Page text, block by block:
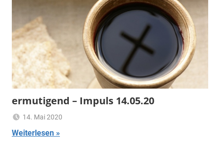
ermutigend – Impuls 14.05.20
14. Mai 2020
Weiterlesen